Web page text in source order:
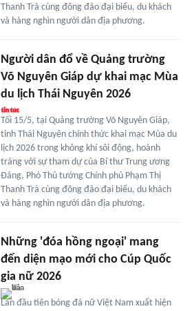
Thanh Trà cùng đông đảo đại biểu, du khách
và hàng nghìn người dân địa phương.
Người dân đổ về Quảng trường
Võ Nguyên Giáp dự khai mạc Mùa
du lịch Thái Nguyên 2026
Tối 15/5, tại Quảng trường Võ Nguyên Giáp,
tỉnh Thái Nguyên chính thức khai mạc Mùa du
lịch 2026 trong không khí sôi động, hoành
tráng với sự tham dự của Bí thư Trung ương
Đảng, Phó Thủ tướng Chính phủ Phạm Thị
Thanh Trà cùng đông đảo đại biểu, du khách
và hàng nghìn người dân địa phương.
Những 'đóa hồng ngoại' mang
đến diện mạo mới cho Cúp Quốc
gia nữ 2026
Lần đầu tiên bóng đá nữ Việt Nam xuất hiện